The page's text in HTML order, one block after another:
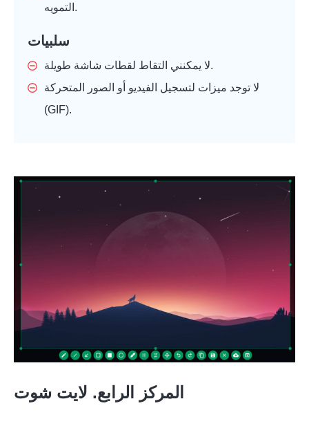
التمويه.
سلبيات
لا يمكنني التقاط لقطات شاشة طويلة.
لا توجد ميزات لتسجيل الفيديو أو الصور المتحركة
(GIF).
المركز الرابع. لايت شوت